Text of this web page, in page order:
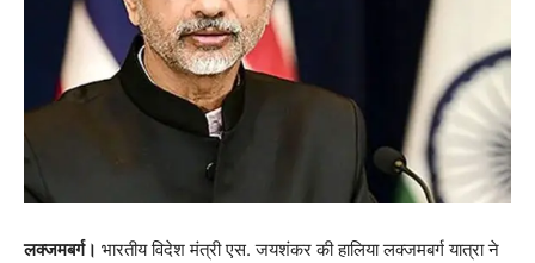
लक्जमबर्ग। भारतीय विदेश मंत्री एस. जयशंकर की हालिया लक्जमबर्ग यात्रा ने